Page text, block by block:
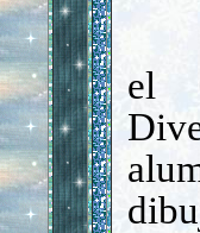
el